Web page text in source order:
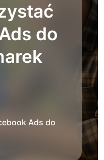
do
Ads do